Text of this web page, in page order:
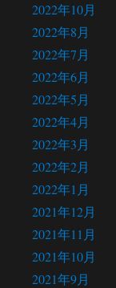
2022年10月
2022年8月
2022年7月
2022年6月
2022年5月
2022年4月
2022年3月
2022年2月
2022年1月
2021年12月
2021年11月
2021年10月
2021年9月